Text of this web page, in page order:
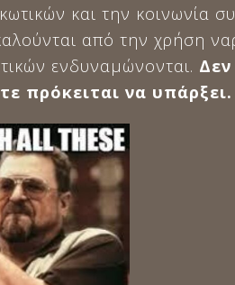
και την κοινωνία
από την χρήση
ενδυναμώνονται. Δεν
πρόκειται να υπάρξει.